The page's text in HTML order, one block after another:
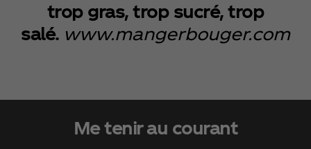
trop gras, trop sucré, trop
salé. www.mangerbouger.com
Me tenir au courant